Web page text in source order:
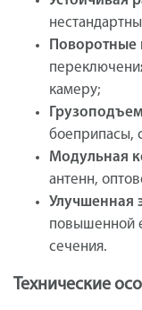
Поворотные
камеру;
боеприпасы,
Модульная
антенн,
Улучшенная
повышенной
сечения.
Технические